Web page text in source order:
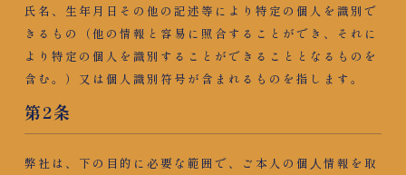
氏名、生年月日その他の記述等により特定の個人を識別で
きるもの（他の情報と容易に照合することができ、それに
より特定の個人を識別することができることとなるものを
含む。）又は個人識別符号が含まれるものを指します。
第2条
弊社は、下の目的に必要な範囲で、ご本人の個⼈情報を取